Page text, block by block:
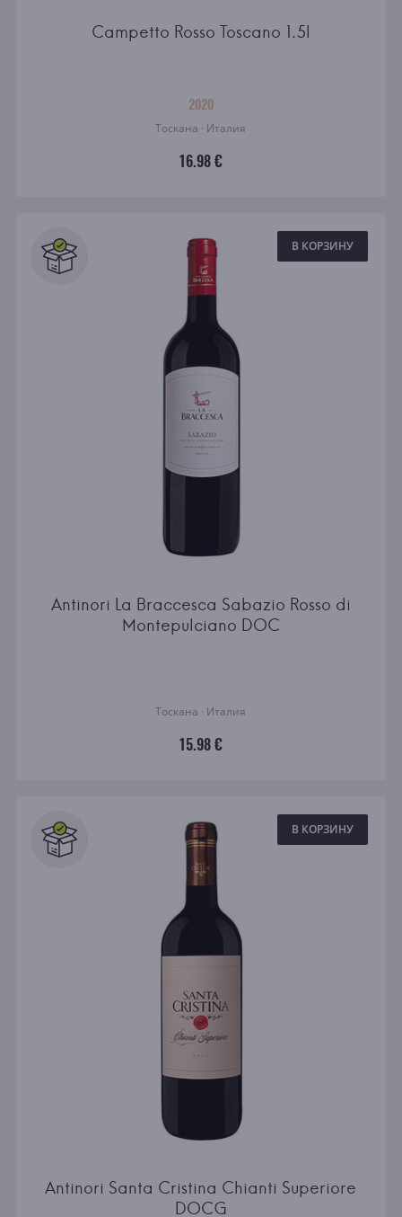
Campetto Rosso Toscano 1.5l
2020
Тоскана · Италия
16.98 €
В КОРЗИНУ
Antinori La Braccesca Sabazio Rosso di
Montepulciano DOC
Тоскана · Италия
15.98 €
В КОРЗИНУ
Antinori Santa Cristina Chianti Superiore
DOCG